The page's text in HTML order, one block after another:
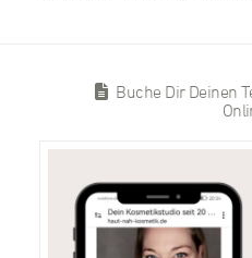
Buche Dir Deinen